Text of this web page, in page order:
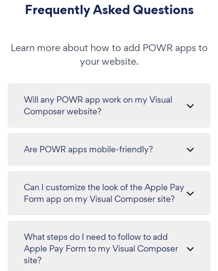
Frequently Asked Questions
Learn more about how to add POWR apps to
your website.
Will any POWR app work on my Visual
Composer website?
Are POWR apps mobile-friendly?
Can I customize the look of the Apple Pay
Form app on my Visual Composer site?
What steps do I need to follow to add
Apple Pay Form to my Visual Composer
site?